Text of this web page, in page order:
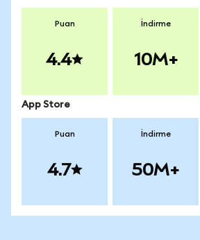
Puan
4.4
İndirme
10M+
App Store
Puan
4.7
İndirme
50M+